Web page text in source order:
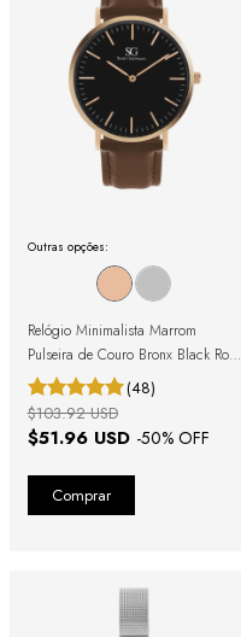
Outras opções:
Relógio Minimalista Marrom
Pulseira de Couro Bronx Black Rosé
Gold 40mm
(48)
$51.96 USD -50% OFF
$103.92 USD